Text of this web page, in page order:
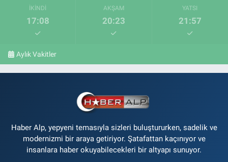
İKINDI
17:08
AKŞAM
20:23
YATSI
21:57
Aylık Vakitler
Haber Alp, yepyeni temasıyla sizleri buluştururken, sadelik ve
modernizmi bir araya getiriyor. Şatafattan kaçınıyor ve
insanlara haber okuyabilecekleri bir altyapı sunuyor.